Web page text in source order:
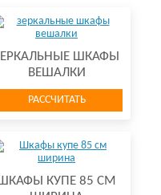
ШКАФЫ
ВЕШАЛКИ
РАССЧИТАТЬ
КУПЕ 85 СМ